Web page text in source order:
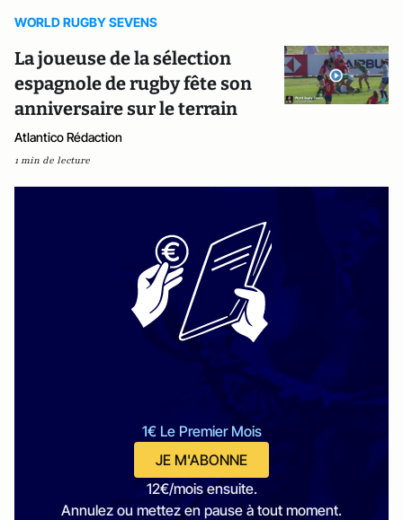
WORLD RUGBY SEVENS
La joueuse de la sélection
espagnole de rugby fête son
anniversaire sur le terrain
Atlantico Rédaction
1 min de lecture
1€ Le Premier Mois
JE M'ABONNE
12€/mois ensuite.
Annulez ou mettez en pause à tout moment.